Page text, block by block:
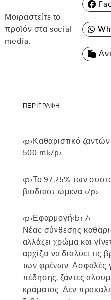
Μοιραστείτε το
προϊόν στα social
media:
ΠΕΡΙΓΡΑΦΉ
<p>Καθαριστικό
500 ml</p>
<p>Το 97,25% των
βιοδιασπώμενα.</p>
<p>Εφαρμογή<br />
Νέας σύνθεσης
αλλάζει χρώμα και
αρχίζει να διαλύει τις
των φρένων. Ασφαλές
πέδησης, ζάντες
κράματος. Δεν